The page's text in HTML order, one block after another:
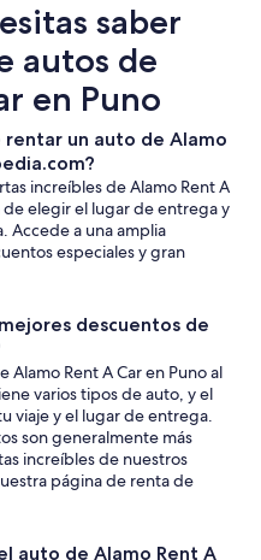
saber
autos de
en Puno
rentar un auto de Alamo
increíbles de Alamo Rent A
de elegir el lugar de entrega y
Accede a una amplia
especiales y gran
descuentos de
Rent A Car en Puno al
varios tipos de auto, y el
viaje y el lugar de entrega.
son generalmente más
increíbles de nuestros
página de renta de
auto de Alamo Rent A